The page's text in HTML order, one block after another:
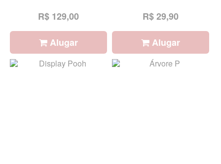
R$ 129,00
Alugar
R$ 29,90
Alugar